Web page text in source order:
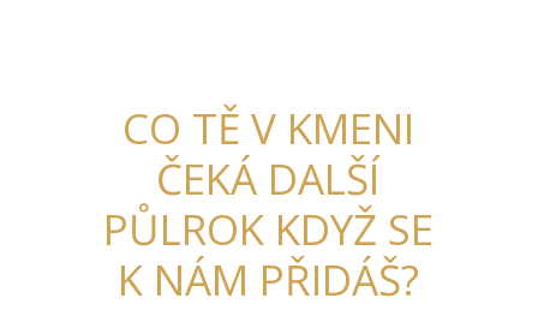
CO TĚ V KMENI
ČEKÁ DALŠÍ
PŮLROK KDYŽ SE
K NÁM PŘIDÁŠ?